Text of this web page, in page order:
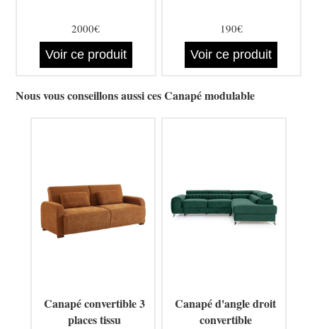
2000€
Voir ce produit
190€
Voir ce produit
Nous vous conseillons aussi ces Canapé modulable
Canapé convertible 3
places tissu
Canapé d'angle droit
convertible